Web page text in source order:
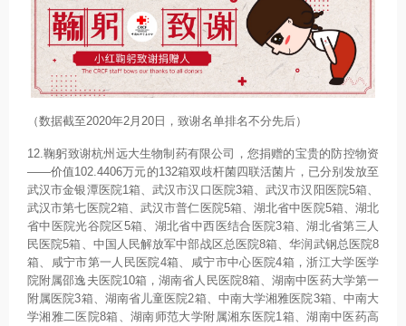
（数据截至2020年2月20日，致谢名单排名不分先后）
12.鞠躬致谢杭州远大生物制药有限公司，您捐赠的宝贵的防控物资
——价值102.4406万元的132箱双歧杆菌四联活菌片，已分别发放至
武汉市金银潭医院1箱、武汉市汉口医院3箱、武汉市汉阳医院5箱、
武汉市第七医院2箱、武汉市普仁医院5箱、湖北省中医院5箱、湖北
省中医院光谷院区5箱、湖北省中西医结合医院3箱、湖北省第三人
民医院5箱、中国人民解放军中部战区总医院8箱、华润武钢总医院8
箱、咸宁市第一人民医院4箱、咸宁市中心医院4箱，浙江大学医学
院附属邵逸夫医院10箱，湖南省人民医院8箱、湖南中医药大学第一
附属医院3箱、湖南省儿童医院2箱、中南大学湘雅医院3箱、中南大
学湘雅二医院8箱、湖南师范大学附属湘东医院1箱、湖南中医药高